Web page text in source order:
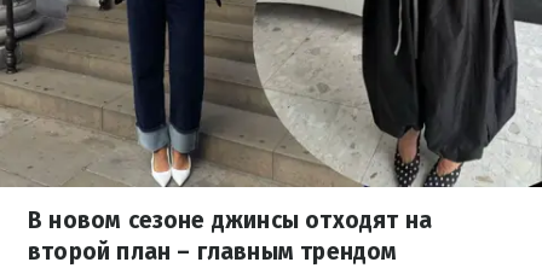
В новом сезоне джинсы отходят на
второй план – главным трендом